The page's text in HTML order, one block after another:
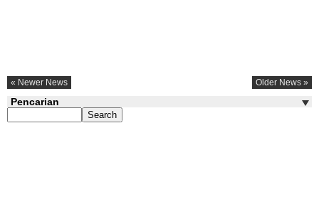
« Newer News Older News »
Pencarian